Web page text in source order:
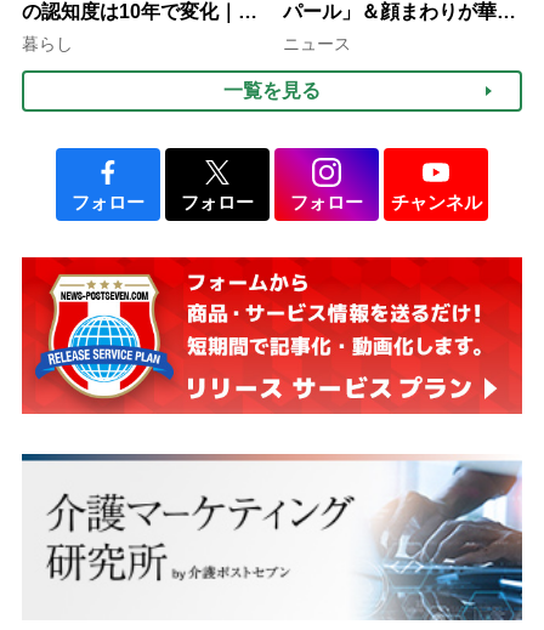
の認知度は10年で変化｜流
行語大賞にノミネート、法
暮らし
パール」＆顔まわりが華や
ぐ「揺れる一粒」の使い分
ニュース
一覧を見る
フォロー フォロー フォロー チャンネル